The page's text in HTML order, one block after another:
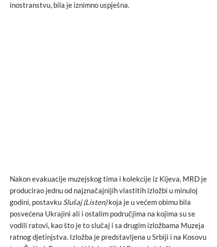
inostranstvu, bila je iznimno uspješna.
Nakon evakuacije muzejskog tima i kolekcije iz Kijeva, MRD je
producirao jednu od najznačajnijih vlastitih izložbi u minuloj
godini, postavku Slušaj (Listen)koja je u većem obimu bila
posvećena Ukrajini ali i ostalim područjima na kojima su se
vodili ratovi, kao što je to slučaj i sa drugim izložbama Muzeja
ratnog djetinjstva. Izložba je predstavljena u Srbiji i na Kosovu